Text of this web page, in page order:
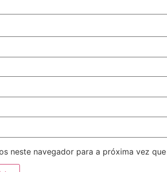
neste navegador para a próxima vez